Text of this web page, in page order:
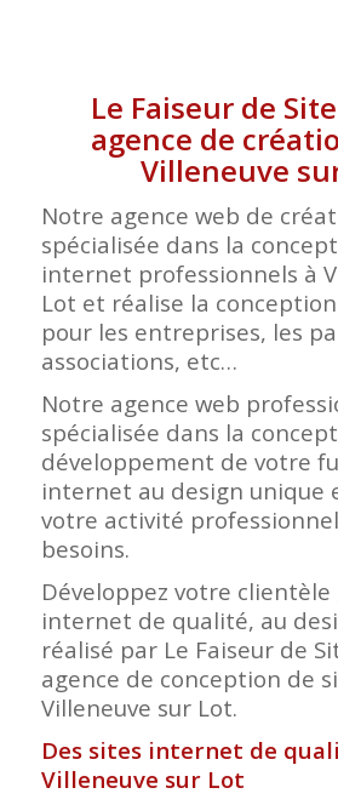
Le Faiseur de
agence de
Villeneuve
Notre agence web de
spécialisée dans la
internet professionnels à
Lot et réalise la
pour les entreprises, les
associations, etc…
Notre agence web
spécialisée dans la
développement de votre
internet au design unique
votre activité
besoins.
Développez votre
internet de qualité, au
réalisé par Le Faiseur de
agence de conception de
Villeneuve sur Lot.
Des sites internet de
Villeneuve sur Lot